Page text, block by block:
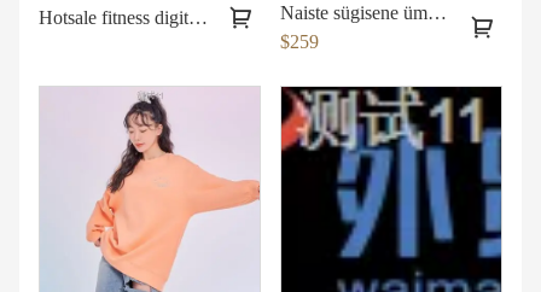
Hotsale fitness digitaalne hüppenöör koos Counter hüppenööriga pvc
Naiste sügisene ümara kaelusega kampsun
$259